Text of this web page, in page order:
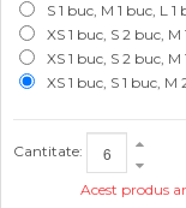
S 1 buc, M 1 buc, L 1
XS 1 buc, S 2 buc, M
XS 1 buc, S 2 buc, M
XS 1 buc, S 1 buc, M
Cantitate:
Acest produs